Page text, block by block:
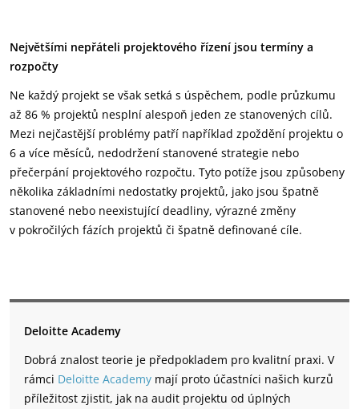
Největšími nepřáteli projektového řízení jsou termíny a
rozpočty
Ne každý projekt se však setká s úspěchem, podle průzkumu
až 86 % projektů nesplní alespoň jeden ze stanovených cílů.
Mezi nejčastější problémy patří například zpoždění projektu o
6 a více měsíců, nedodržení stanovené strategie nebo
přečerpání projektového rozpočtu. Tyto potíže jsou způsobeny
několika základními nedostatky projektů, jako jsou špatně
stanovené nebo neexistující deadliny, výrazné změny
v pokročilých fázích projektů či špatně definované cíle.
Deloitte Academy
Dobrá znalost teorie je předpokladem pro kvalitní praxi. V
rámci Deloitte Academy mají proto účastníci našich kurzů
příležitost zjistit, jak na audit projektu od úplných